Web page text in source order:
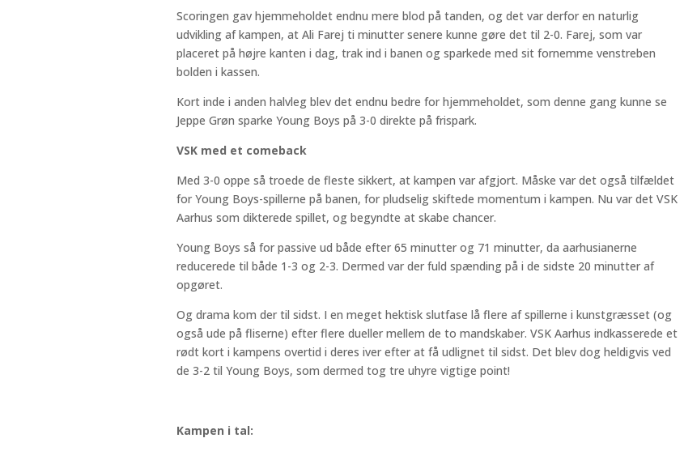
Scoringen gav hjemmeholdet endnu mere blod på tanden, og det var derfor en naturlig
udvikling af kampen, at Ali Farej ti minutter senere kunne gøre det til 2-0. Farej, som var
placeret på højre kanten i dag, trak ind i banen og sparkede med sit fornemme venstreben
bolden i kassen.
Kort inde i anden halvleg blev det endnu bedre for hjemmeholdet, som denne gang kunne se
Jeppe Grøn sparke Young Boys på 3-0 direkte på frispark.
VSK med et comeback
Med 3-0 oppe så troede de fleste sikkert, at kampen var afgjort. Måske var det også tilfældet
for Young Boys-spillerne på banen, for pludselig skiftede momentum i kampen. Nu var det VSK
Aarhus som dikterede spillet, og begyndte at skabe chancer.
Young Boys så for passive ud både efter 65 minutter og 71 minutter, da aarhusianerne
reducerede til både 1-3 og 2-3. Dermed var der fuld spænding på i de sidste 20 minutter af
opgøret.
Og drama kom der til sidst. I en meget hektisk slutfase lå flere af spillerne i kunstgræsset (og
også ude på fliserne) efter flere dueller mellem de to mandskaber. VSK Aarhus indkasserede et
rødt kort i kampens overtid i deres iver efter at få udlignet til sidst. Det blev dog heldigvis ved
de 3-2 til Young Boys, som dermed tog tre uhyre vigtige point!
Kampen i tal: